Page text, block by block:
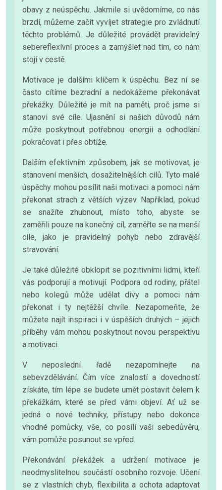
obavy z neúspěchu. Jakmile si uvědomíme, co nás
brzdí, můžeme začít vyvíjet strategie pro zvládnutí
těchto problémů. Je důležité provádět pravidelný
sebereflexívní proces a zamýšlet nad tím, co nám
stojí v cestě.
Motivace je dalšími klíčem k úspěchu. Bez ní se
často cítíme bezradní a nedokážeme překonávat
překážky. Důležité je mít na paměti, proč jsme si
stanovi své cíle. Ujasnění si našich důvodů nám
může poskytnout potřebnou energii a odhodlání
pokračovat i přes obtíže.
Dalším efektivním způsobem, jak se motivovat, je
stanovení menších, dosažitelnějších cílů. Tyto malé
úspěchy mohou posílit naši motivaci a pomoci nám
překonat strach z větších výzev. Například, pokud
se snažíte zhubnout, místo toho, abyste se
zaměřili pouze na konečný cíl, zaměřte se na menší
cíle, jako je pravidelný pohyb nebo zdravější
stravování.
Je také důležité obklopit se pozitivními lidmi, kteří
vás podporují a motivují. Podpora od rodiny, přátel
nebo kolegů může udělat divy a pomoci nám
překonat i ty nejtěžší chvíle. Nezapomeňte, že
můžete najít inspiraci i v úspěších druhých – jejich
příběhy vám mohou poskytnout novou perspektivu
a motivaci.
V neposlední řadě nezapomínejte na
sebevzdělávání. Čím více znalostí a dovedností
získáte, tím lépe se budete umět postavit čelem k
překážkám, které se před vámi objeví. Ať už se
jedná o nové techniky, přístupy nebo dokonce
vhodné pomůcky, vše, co posílí vaši sebedůvěru,
vám pomůže posunout se vpřed.
Překonávání překážek a udržení motivace je
neodmyslitelnou součástí osobního rozvoje. Učení
se z vlastních chyb, flexibilita a ochota adaptovat